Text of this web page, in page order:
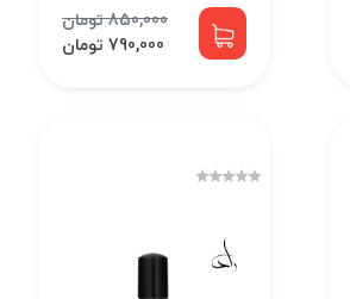
850,000 تومان
790,000 تومان